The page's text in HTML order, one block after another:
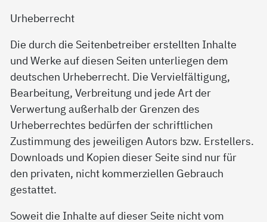
Urheberrecht
Die durch die Seitenbetreiber erstellten Inhalte
und Werke auf diesen Seiten unterliegen dem
deutschen Urheberrecht. Die Vervielfältigung,
Bearbeitung, Verbreitung und jede Art der
Verwertung außerhalb der Grenzen des
Urheberrechtes bedürfen der schriftlichen
Zustimmung des jeweiligen Autors bzw. Erstellers.
Downloads und Kopien dieser Seite sind nur für
den privaten, nicht kommerziellen Gebrauch
gestattet.
Soweit die Inhalte auf dieser Seite nicht vom